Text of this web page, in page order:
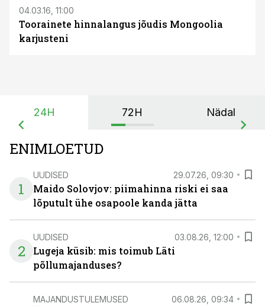
04.03.16, 11:00
Toorainete hinnalangus jõudis Mongoolia
karjusteni
24H 72H Nädal
ENIMLOETUD
1
UUDISED 29.07.26, 09:30
Maido Solovjov: piimahinna riski ei saa
lõputult ühe osapoole kanda jätta
2
UUDISED 03.08.26, 12:00
Lugeja küsib: mis toimub Läti
põllumajanduses?
MAJANDUSTULEMUSED 06.08.26, 09:34